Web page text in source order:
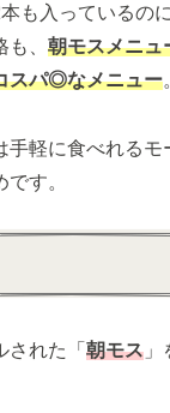
も入っているの
、 朝モスメニュ
スパ◎なメニュー
手軽に食べれるモ
す。
された「 朝モス